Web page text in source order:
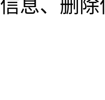
息、删